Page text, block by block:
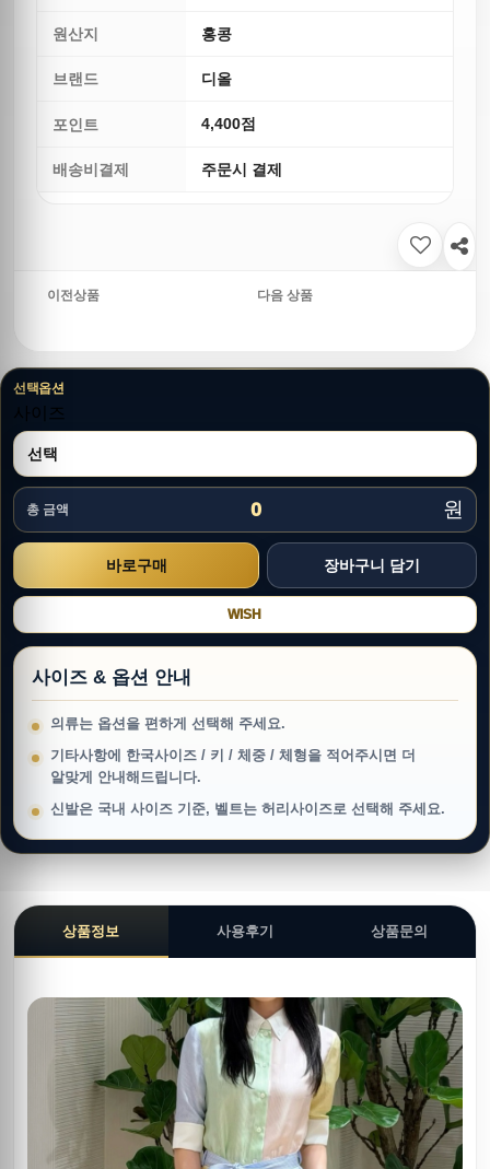
원산지 홍콩
브랜드 디올
포인트 4,400점
배송비결제 주문시 결제
이전상품 다음 상품
선택옵션
사이즈
총 금액 0 원
WISH
사이즈 & 옵션 안내
의류는 옵션을 편하게 선택해 주세요.
기타사항에 한국사이즈 / 키 / 체중 / 체형을 적어주시면 더
알맞게 안내해드립니다.
신발은 국내 사이즈 기준, 벨트는 허리사이즈로 선택해 주세요.
상품정보 사용후기 상품문의